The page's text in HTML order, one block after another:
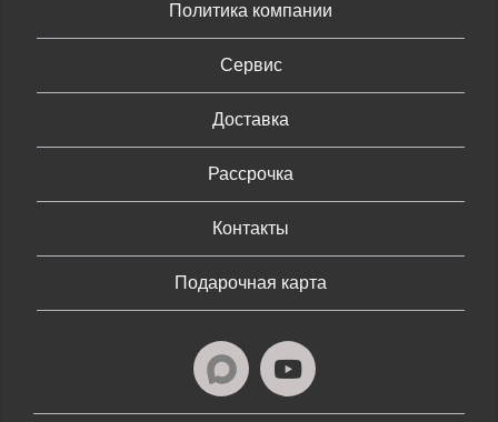
Политика компании
Сервис
Доставка
Рассрочка
Контакты
Подарочная карта